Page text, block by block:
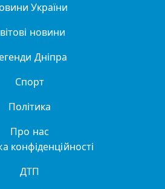
України
новини
Дніпра
Спорт
Політика
Про нас
конфіденційності
ДТП